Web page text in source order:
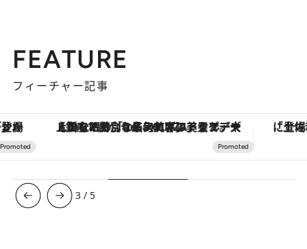
FEATURE
フィーチャー記事
【銀座で出合う最旬美容】美髪ケアや上質な眠り…セルフケアのアップデートから、特別な名入れギフトまで。大人のための「ReFa GINZA」クルーズ
3 / 5